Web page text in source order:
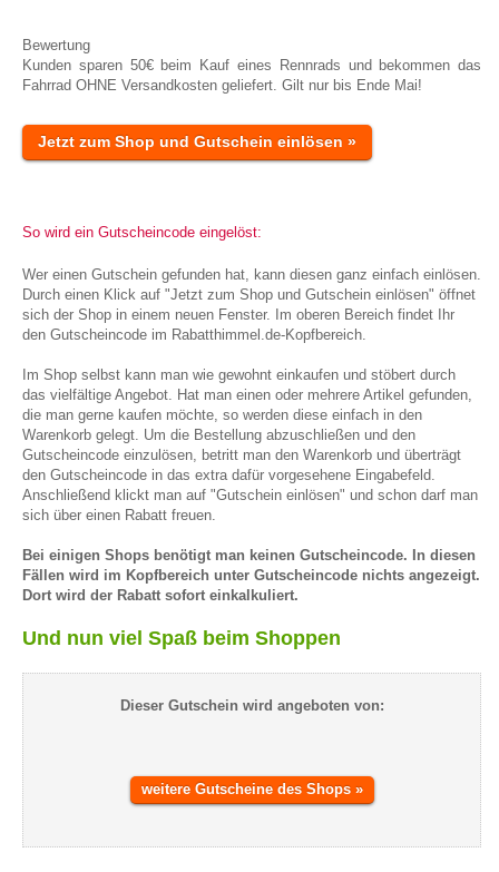
Bewertung
Kunden sparen 50€ beim Kauf eines Rennrads und bekommen das
Fahrrad OHNE Versandkosten geliefert. Gilt nur bis Ende Mai!
Jetzt zum Shop und Gutschein einlösen »
So wird ein Gutscheincode eingelöst:
Wer einen Gutschein gefunden hat, kann diesen ganz einfach einlösen.
Durch einen Klick auf "Jetzt zum Shop und Gutschein einlösen" öffnet
sich der Shop in einem neuen Fenster. Im oberen Bereich findet Ihr
den Gutscheincode im Rabatthimmel.de-Kopfbereich.
Im Shop selbst kann man wie gewohnt einkaufen und stöbert durch
das vielfältige Angebot. Hat man einen oder mehrere Artikel gefunden,
die man gerne kaufen möchte, so werden diese einfach in den
Warenkorb gelegt. Um die Bestellung abzuschließen und den
Gutscheincode einzulösen, betritt man den Warenkorb und überträgt
den Gutscheincode in das extra dafür vorgesehene Eingabefeld.
Anschließend klickt man auf "Gutschein einlösen" und schon darf man
sich über einen Rabatt freuen.
Bei einigen Shops benötigt man keinen Gutscheincode. In diesen
Fällen wird im Kopfbereich unter Gutscheincode nichts angezeigt.
Dort wird der Rabatt sofort einkalkuliert.
Und nun viel Spaß beim Shoppen
Dieser Gutschein wird angeboten von:
weitere Gutscheine des Shops »